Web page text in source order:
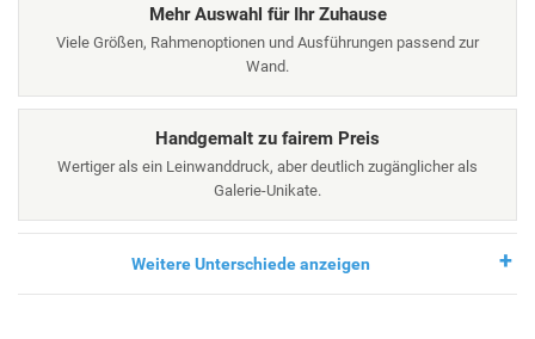
Mehr Auswahl für Ihr Zuhause
Viele Größen, Rahmenoptionen und Ausführungen passend zur
Wand.
Handgemalt zu fairem Preis
Wertiger als ein Leinwanddruck, aber deutlich zugänglicher als
Galerie-Unikate.
Weitere Unterschiede anzeigen